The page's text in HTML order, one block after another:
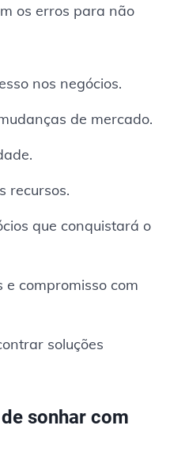
os erros para não
nos negócios.
de mercado.
recursos.
que conquistará o
compromisso com
soluções
sonhar com